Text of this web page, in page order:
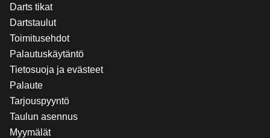
Darts tikat
Dartstaulut
Toimitusehdot
Palautuskäytäntö
Tietosuoja ja evästeet
Palaute
Tarjouspyyntö
Taulun asennus
Myymälät